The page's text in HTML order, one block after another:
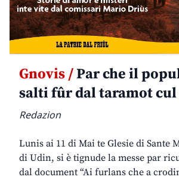
Gnovis /Par che il
salti fûr dal taramot
Redazion
Lunis ai 11 di Mai te Glesie di Sante
di Udin, si è tignude la messe par
dal document “Ai furlans che a